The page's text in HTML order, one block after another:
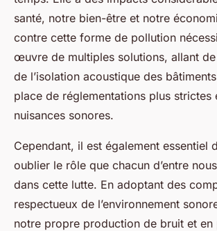
santé, notre bien-être et notre
contre cette forme de pollution
œuvre de multiples solutions, allant de
de l’isolation acoustique des
place de réglementations plus strictes
nuisances sonores.
Cependant, il est également essentiel
oublier le rôle que chacun d’entre
dans cette lutte. En adoptant des
respectueux de l’environnement
notre propre production de bruit et en